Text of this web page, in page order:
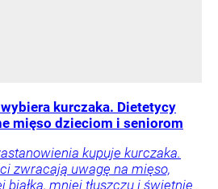
kurczaka. Dietetycy
mięso dzieciom i seniorom
kupuje kurczaka.
zwracają uwagę na mięso,
mniej tłuszczu i świetnie